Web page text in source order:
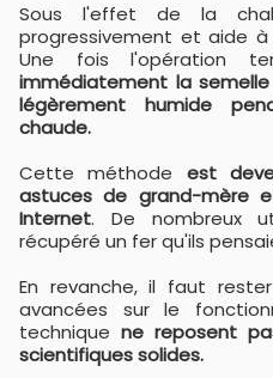
Sous l'effet de la
progressivement et aide à
Une fois l'opération
immédiatement la
légèrement humide
chaude.
Cette méthode est
astuces de grand-mère
Internet. De nombreux
récupéré un fer qu'ils
En revanche, il faut
avancées sur le
technique ne reposent
scientifiques solides.